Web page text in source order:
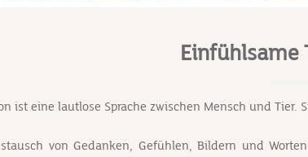
ist eine lautlose Sprache zwischen Mensch und Tier.
von Gedanken, Gefühlen, Bildern und